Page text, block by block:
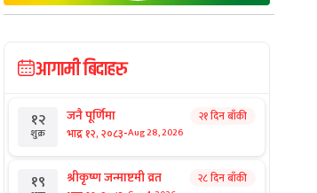
आगामी बिदाहरु
१२
शुक्र
जनै पूर्णिमा
भाद्र १२, २०८३-Aug 28, 2026
२१ दिन बाँकी
१९ श्रीकृष्ण जन्माष्टमी व्रत २८ दिन बाँकी